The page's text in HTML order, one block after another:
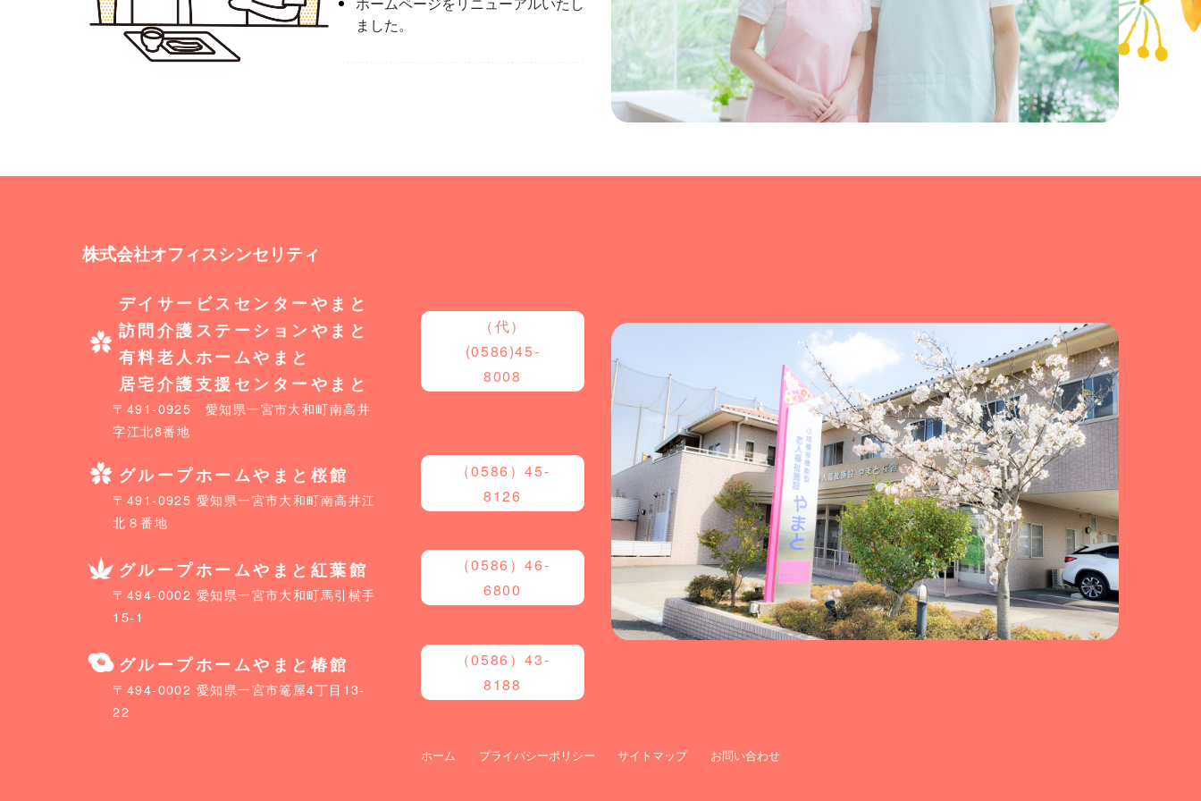
ました。
株式会社オフィスシンセリティ
デイサービスセンターやまと
訪問介護ステーションやまと
有料老人ホームやまと
居宅介護支援センターやまと
〒491-0925 愛知県一宮市大和町南高井
字江北8番地
（代）
(0586)45-
8008
グループホームやまと桜館
〒491-0925 愛知県一宮市大和町南高井江
北８番地
（0586）45-
8126
グループホームやまと紅葉館
〒494-0002 愛知県一宮市大和町馬引横手
15-1
（0586）46-
6800
グループホームやまと椿館
〒494-0002 愛知県一宮市篭屋4丁目13-
22
（0586）43-
8188
ホーム プライバシーポリシー サイトマップ お問い合わせ